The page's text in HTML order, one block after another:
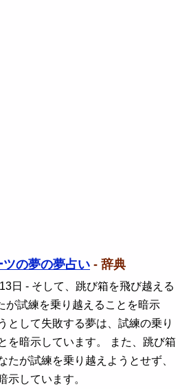
ツの夢の夢占い - 辞典
日 - そして、跳び箱を飛び越える
が試練を乗り越えることを暗示
として失敗する夢は、試練の乗り
を暗示しています。 また、跳び箱
たが試練を乗り越えようとせず、
示しています。